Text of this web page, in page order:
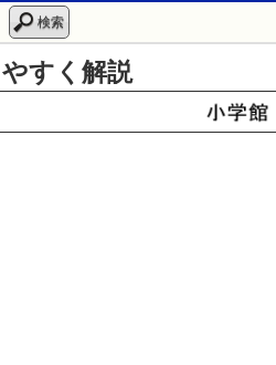
検索
すく解説